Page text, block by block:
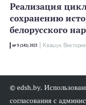
Реализация
сохранению
белорусского
№ 9 (141) 2023 Квашук Виктория,
© edsh.by.
согласования с